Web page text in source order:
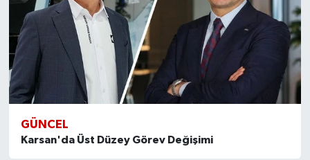
GÜNCEL
Karsan'da Üst Düzey Görev Değişimi